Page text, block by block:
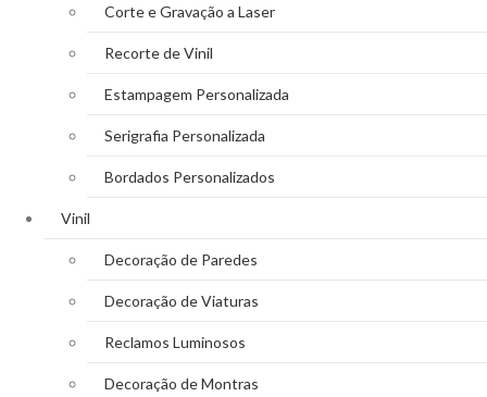
Corte e Gravação a Laser
Recorte de Vinil
Estampagem Personalizada
Serigrafia Personalizada
Bordados Personalizados
Vinil
Decoração de Paredes
Decoração de Viaturas
Reclamos Luminosos
Decoração de Montras